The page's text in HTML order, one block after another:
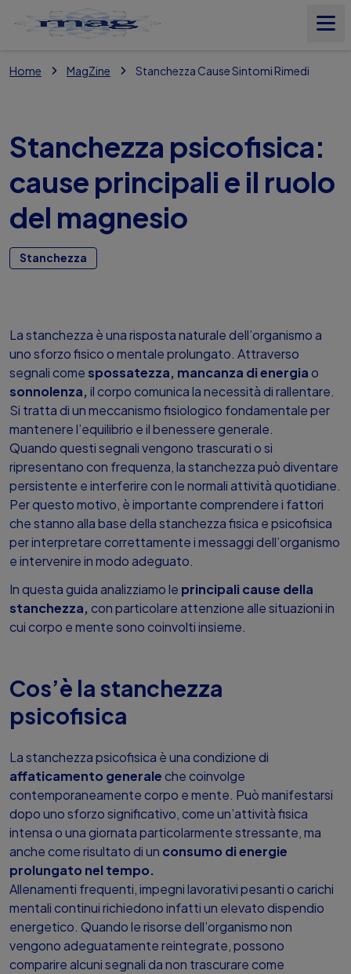
Prodotti
Il Magnesio
Nostri Valori
MagZine
Dove Comprare
FAQ
Home MagZine Stanchezza Cause Sintomi Rimedi
Stanchezza psicofisica:
cause principali e il ruolo
del magnesio
Stanchezza
La stanchezza è una risposta naturale dell’organismo a
uno sforzo fisico o mentale prolungato. Attraverso
segnali comespossatezza, mancanza di energiao
sonnolenza, il corpo comunica la necessità di rallentare.
Si tratta di un meccanismo fisiologico fondamentale per
mantenere l’equilibrio e il benessere generale.
Quando questi segnali vengono trascurati o si
ripresentano con frequenza, la stanchezza può diventare
persistente e interferire con le normali attività quotidiane.
Per questo motivo, è importante comprendere i fattori
che stanno alla base della stanchezza fisica e psicofisica
per interpretare correttamente i messaggi dell’organismo
e intervenire in modo adeguato.
In questa guida analizziamo le principali cause della
stanchezza, con particolare attenzione alle situazioni in
cui corpo e mente sono coinvolti insieme.
Cos’è la stanchezza
psicofisica
La stanchezza psicofisica è una condizione di
affaticamento generaleche coinvolge
contemporaneamente corpo e mente. Può manifestarsi
dopo uno sforzo significativo, come un’attività fisica
intensa o una giornata particolarmente stressante, ma
anche come risultato di un consumo di energie
prolungato nel tempo.
Allenamenti frequenti, impegni lavorativi pesanti o carichi
mentali continui richiedono infatti un elevato dispendio
energetico. Quando le risorse dell’organismo non
vengono adeguatamente reintegrate, possono
comparire alcuni segnali da non trascurare come